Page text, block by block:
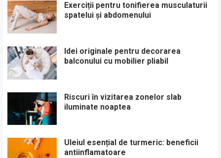
Exerciții pentru tonifierea musculaturii
spatelui și abdomenului
Idei originale pentru decorarea
balconului cu mobilier pliabil
Riscuri în vizitarea zonelor slab
iluminate noaptea
Uleiul esențial de turmeric: beneficii
antiinflamatoare